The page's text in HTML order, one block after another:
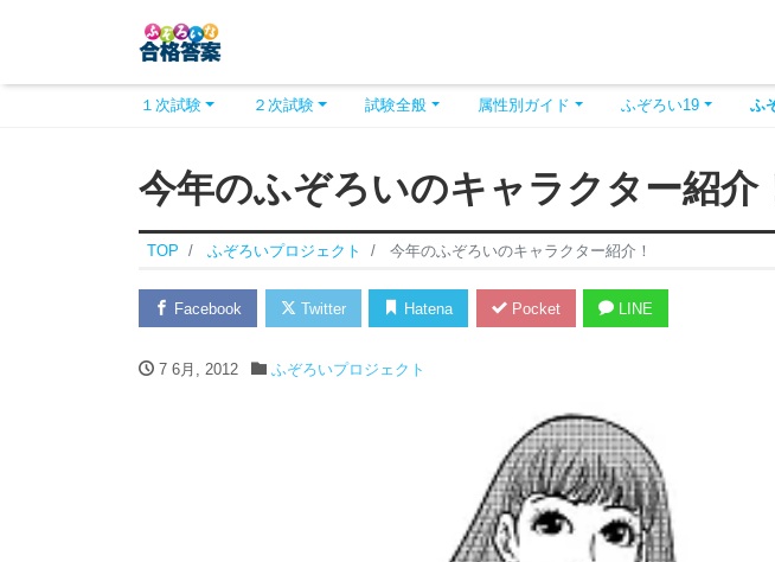
１次試験 ２次試験 試験全般 属性別ガイド ふぞろい19 ふ
今年のふぞろいのキャラクター紹介
TOP ふぞろいプロジェクト 今年のふぞろいのキャラクター紹介！
Facebook Twitter Hatena Pocket LINE
7 6月, 2012 ふぞろいプロジェクト